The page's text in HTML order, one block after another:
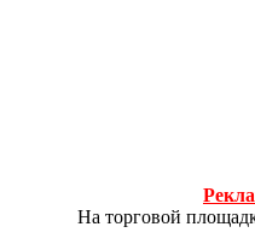
На торговой